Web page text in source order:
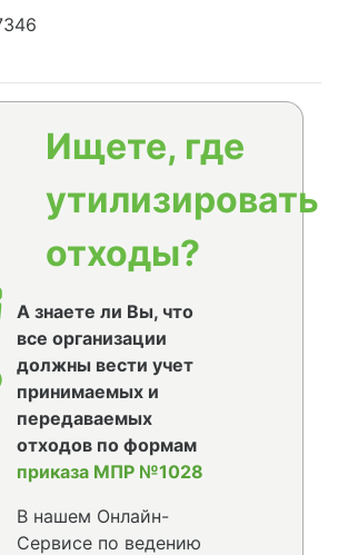
Ищете, где
утилизировать
отходы?
А знаете ли Вы, что
все организации
должны вести учет
принимаемых и
передаваемых
отходов по формам
приказа МПР №1028
В нашем Онлайн-
Сервисе по ведению